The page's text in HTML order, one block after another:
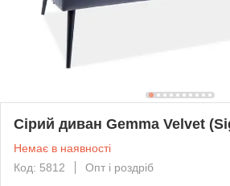
Сірий диван Gemma Velvet
Немає в наявності
Код: 5812
Опт і роздріб